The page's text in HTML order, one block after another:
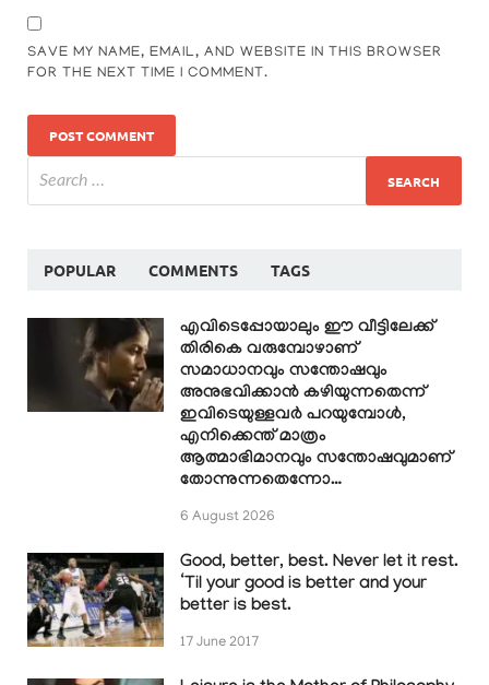
SAVE MY NAME, EMAIL, AND WEBSITE IN THIS BROWSER
FOR THE NEXT TIME I COMMENT.
POPULAR COMMENTS TAGS
എവിടെപ്പോയാലും ഈ വീട്ടിലേക്ക്
തിരികെ വരുമ്പോഴാണ്
സമാധാനവും സന്തോഷവും
അനുഭവിക്കാൻ കഴിയുന്നതെന്ന്
ഇവിടെയുള്ളവർ പറയുമ്പോൾ,
എനിക്കെന്ത് മാത്രം
ആത്മാഭിമാനവും സന്തോഷവുമാണ്
തോന്നുന്നതെന്നോ…
6 August 2026
Good, better, best. Never let it rest.
‘Til your good is better and your
better is best.
17 June 2017